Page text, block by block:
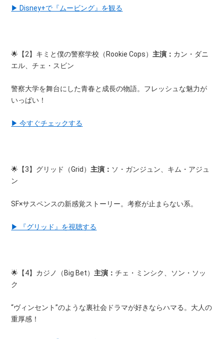
▶ Disney+で『ムービング』を観る
🌟【2】キミと僕の警察学校（Rookie Cops）主演： カン・ダニ
エル、チェ・スビン
警察大学を舞台にした青春と成長の物語。フレッシュな魅力が
いっぱい！
▶ 今すぐチェックする
🌟【3】グリッド（Grid）主演： ソ・ガンジュン、キム・アジュ
ン
SF×サスペンスの新感覚ストーリー。考察が止まらない系。
▶ 『グリッド』を視聴する
🌟【4】カジノ（Big Bet）主演：チェ・ミンシク、ソン・ソッ
ク
“ヴィンセント”のような裏社会ドラマが好きならハマる。大人の
重厚感！